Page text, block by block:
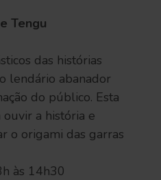
Tengu
das histórias
lendário abanador
do público. Esta
a história e
o origami das garras
às 14h30